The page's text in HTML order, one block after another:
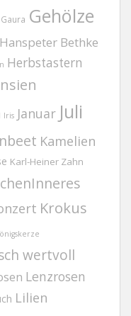
Gaura Gehölze
Hanspeter Bethke
Herbstastern
Iris Januar Juli
Kamelien
Karl-Heiner Zahn
Krokus
wertvoll
Lenzrosen
Lilien